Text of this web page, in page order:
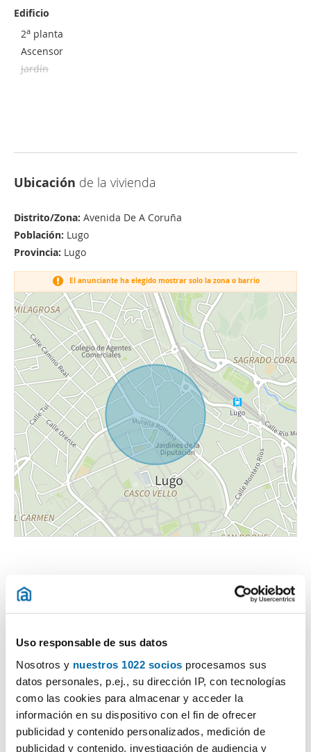
Uso responsable de sus datos
Nosotros y nuestros 1022 socios procesamos sus
datos personales, p.ej., su dirección IP, con tecnologías
como las cookies para almacenar y acceder la
información en su dispositivo con el fin de ofrecer
publicidad y contenido personalizados, medición de
publicidad y contenido, investigación de audiencia y
Edificio
2a planta
Ascensor
Jardín
Ubicación de la vivienda
Distrito/Zona: Avenida De A Coruña
Población: Lugo
Provincia: Lugo
El anunciante ha elegido mostrar solo la zona o barrio
Certificado energético
ESCALA DE LA CALIFICACIÓN ENERGÉTICA Consumo energía
kWh/m2 año
Emisiones
kgCO /m2año
A
B